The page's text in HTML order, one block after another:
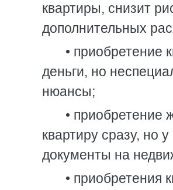
квартиры, снизит
дополнительных
• приобретение
деньги, но
нюансы;
• приобретение
квартиру сразу, но
документы на
• приобретения